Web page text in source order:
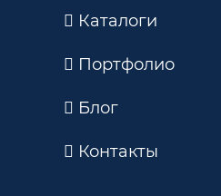
Каталоги
Портфолио
Блог
Контакты